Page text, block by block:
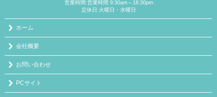
営業時間:営業時間 9:30am～18:30pm
定休日:火曜日・水曜日
ホーム
会社概要
お問い合わせ
PCサイト